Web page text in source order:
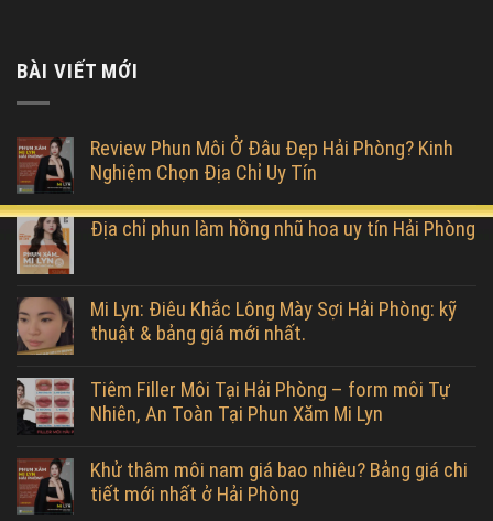
BÀI VIẾT MỚI
Review Phun Môi Ở Đâu Đẹp Hải Phòng? Kinh
Nghiệm Chọn Địa Chỉ Uy Tín
Địa chỉ phun làm hồng nhũ hoa uy tín Hải Phòng
Mi Lyn: Điêu Khắc Lông Mày Sợi Hải Phòng: kỹ
thuật & bảng giá mới nhất.
Tiêm Filler Môi Tại Hải Phòng – form môi Tự
Nhiên, An Toàn Tại Phun Xăm Mi Lyn
Khử thâm môi nam giá bao nhiêu? Bảng giá chi
tiết mới nhất ở Hải Phòng